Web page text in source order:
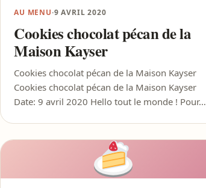
AU MENU·9 AVRIL 2020
Cookies chocolat pécan de la
Maison Kayser
Cookies chocolat pécan de la Maison Kayser
Cookies chocolat pécan de la Maison Kayser
Date: 9 avril 2020 Hello tout le monde ! Pour…